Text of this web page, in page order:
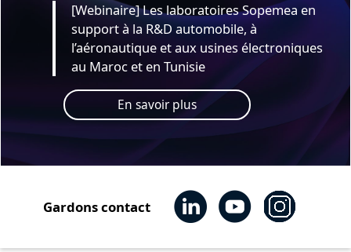
[Webinaire] Les laboratoires Sopemea en
support à la R&D automobile, à
l’aéronautique et aux usines électroniques
au Maroc et en Tunisie
En savoir plus
Gardons contact